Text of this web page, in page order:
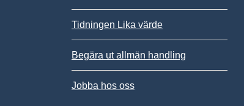
Tidningen Lika värde
Begära ut allmän handling
Jobba hos oss